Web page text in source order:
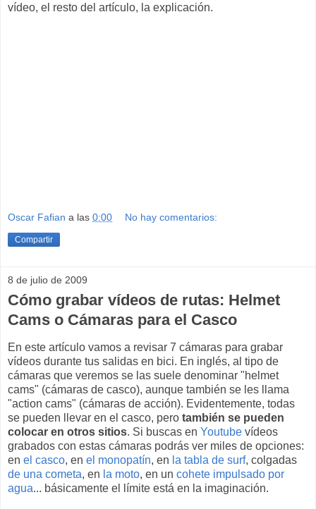
vídeo, el resto del artículo, la explicación.
Oscar Fafian a las 0:00 No hay comentarios:
Compartir
8 de julio de 2009
Cómo grabar vídeos de rutas: Helmet
Cams o Cámaras para el Casco
En este artículo vamos a revisar 7 cámaras para grabar
vídeos durante tus salidas en bici. En inglés, al tipo de
cámaras que veremos se las suele denominar "helmet
cams" (cámaras de casco), aunque también se les llama
"action cams" (cámaras de acción). Evidentemente, todas
se pueden llevar en el casco, pero también se pueden
colocar en otros sitios. Si buscas en Youtube vídeos
grabados con estas cámaras podrás ver miles de opciones:
en el casco, en el monopatín, en la tabla de surf, colgadas
de una cometa, en la moto, en un cohete impulsado por
agua... básicamente el límite está en la imaginación.